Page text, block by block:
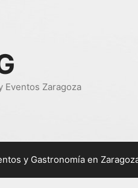
Eventos Zaragoza
y Gastronomía en